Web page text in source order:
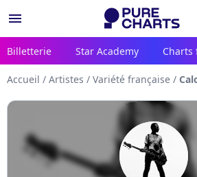
menu
Billetterie Star Academy Charts
Accueil / Artistes / Variété française /